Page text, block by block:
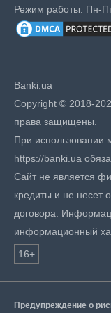
Режим работы: Пн-
Banki.ua
Copyright © 2018-
права защищены.
При использовании
https://banki.ua
Сайт не является
кредиты и не несет
договора.
информационный
16+
Предупреждение о